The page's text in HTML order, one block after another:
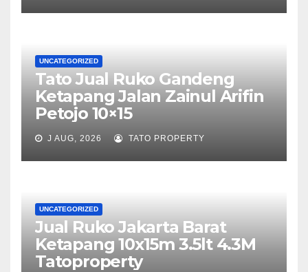
UNCATEGORIZED
Tato Jual Ruko Gandeng
Ketapang Jalan Zainul Arifin
Petojo 10×15
J AUG, 2026 TATO PROPERTY
UNCATEGORIZED
Jual Ruko Jakarta Barat
Ketapang 10x15m 3.5lt 4.3M
Tatoproperty